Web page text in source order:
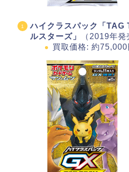
ハイクラスパック「TAG
ルスターズ」
（2019年発
買取価格: 約75,000